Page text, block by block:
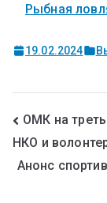
Рыбная
19.02.2024
ОМК на
НКО и
Анонс